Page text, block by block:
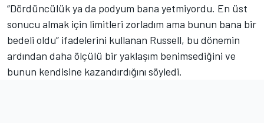
“Dördüncülük ya da podyum bana yetmiyordu. En üst
sonucu almak için limitleri zorladım ama bunun bana bir
bedeli oldu” ifadelerini kullanan Russell, bu dönemin
ardından daha ölçülü bir yaklaşım benimsediğini ve
bunun kendisine kazandırdığını söyledi.